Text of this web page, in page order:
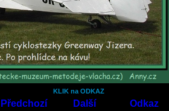
KLIK na ODKAZ
Předchozí Další Odkaz